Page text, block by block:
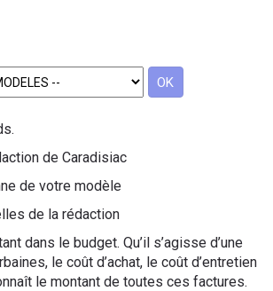
OK
de Caradisiac
de votre modèle
de la rédaction
dans le budget. Qu’il s’agisse d’une
le coût d’achat, le coût d’entretien
le montant de toutes ces factures.